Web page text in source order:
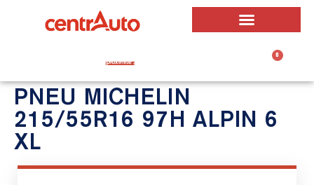
0
PNEU MICHELIN
215/55R16 97H ALPIN 6
XL